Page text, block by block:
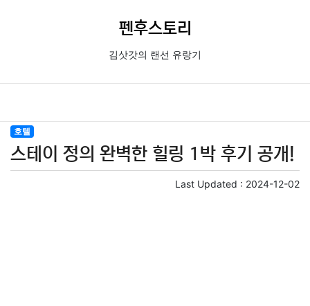
펜후스토리
김삿갓의 랜선 유랑기
호텔
스테이 정의 완벽한 힐링 1박 후기 공개!
Last Updated : 2024-12-02